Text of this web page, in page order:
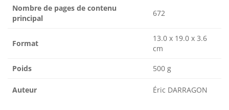
Nombre de pages de contenu
principal
672
Format
13.0 x 19.0 x 3.6
cm
Poids 500 g
Auteur Éric DARRAGON